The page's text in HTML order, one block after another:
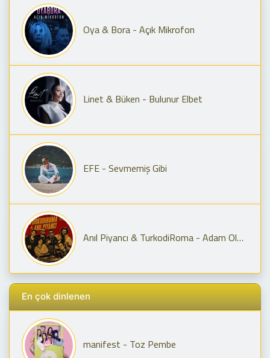
Oya & Bora - Açık Mikrofon
Linet & Büken - Bulunur Elbet
EFE - Sevmemiş Gibi
Anıl Piyancı & TurkodiRoma - Adam Olmaz X Yay Burcun Seni Geriyor
En çok dinlenen
manifest - Toz Pembe